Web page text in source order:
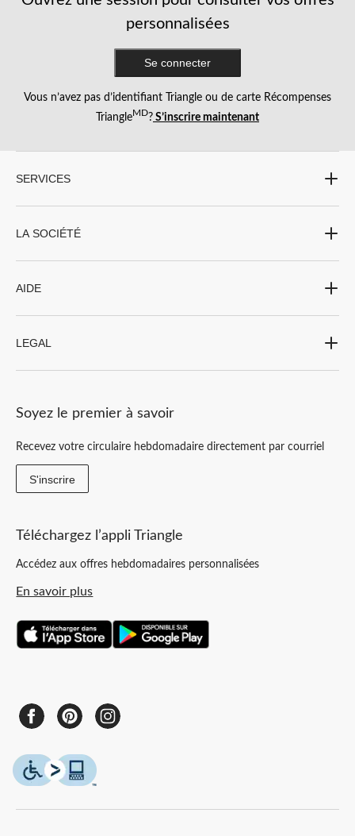
personnalisées
Se connecter
Vous n’avez pas d’identifiant Triangle ou de carte Récompenses
TriangleMD? S’inscrire maintenant
SERVICES
LA SOCIÉTÉ
AIDE
LEGAL
Soyez le premier à savoir
Recevez votre circulaire hebdomadaire directement par courriel
S'inscrire
Téléchargez l’appli Triangle
Accédez aux offres hebdomadaires personnalisées
En savoir plus